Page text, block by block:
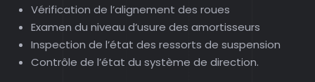
Vérification de l’alignement des roues
Examen du niveau d’usure des amortisseurs
Inspection de l’état des ressorts de suspension
Contrôle de l’état du système de direction.